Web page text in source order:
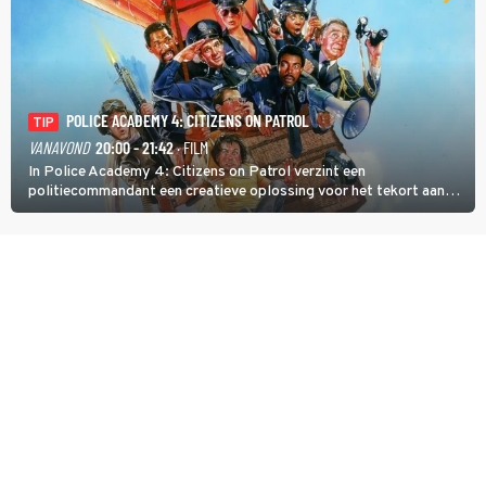
TIP
POLICE ACADEMY 4: CITIZENS ON PATROL
VANAVOND 20:00 - 21:42· FILM
In Police Academy 4: Citizens on Patrol verzint een
politiecommandant een creatieve oplossing voor het tekort aan
agenten.